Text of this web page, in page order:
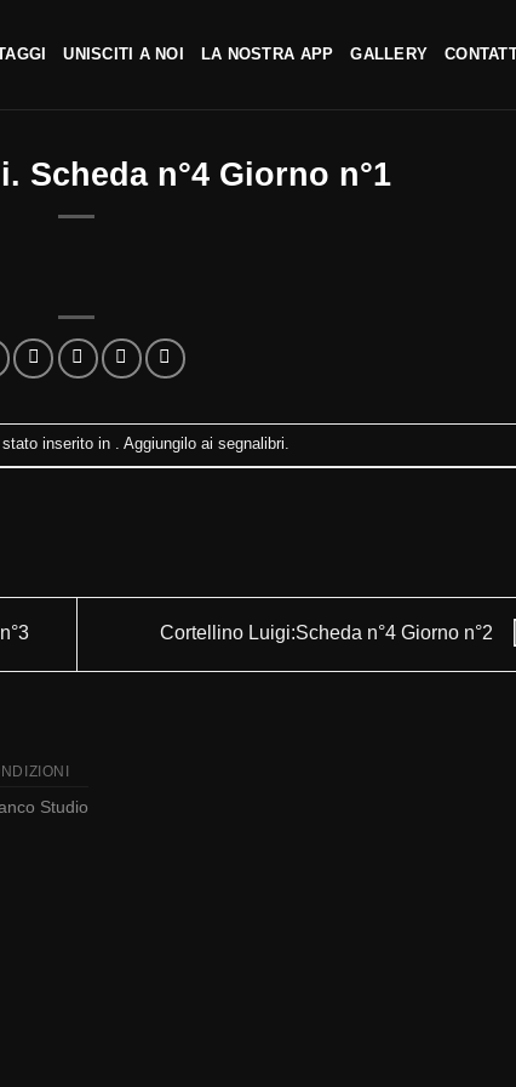
UNISCITI A NOI LA NOSTRA APP GALLERY
Scheda n°4 Giorno n°1
inserito in . Aggiungilo ai segnalibri.
Cortellino Luigi:Scheda n°4 Giorno n°2
Studio